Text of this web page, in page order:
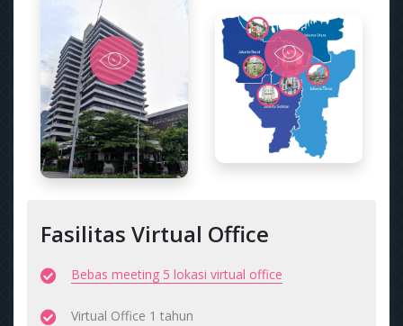
Fasilitas Virtual Office
Bebas meeting 5 lokasi virtual office
Virtual Office 1 tahun